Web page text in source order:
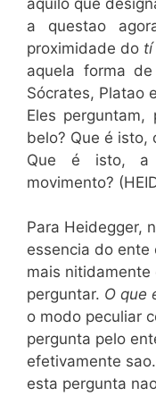
a questao
proximidade do tí
aquela forma
Sócrates, Platao
Eles
belo? Que é isto,
Que é isto, a
movimento?
Para Heidegger,
essencia do ente
mais nitidamente
perguntar. O que
o modo peculiar
pergunta pelo
efetivamente
esta pergunta